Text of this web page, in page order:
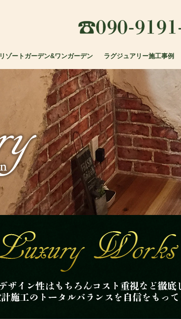
リゾートガーデン&ワンガーデン ラグジュアリー施工事例